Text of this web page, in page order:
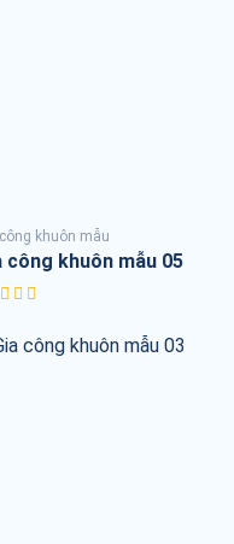
khuôn mẫu
công khuôn mẫu 05